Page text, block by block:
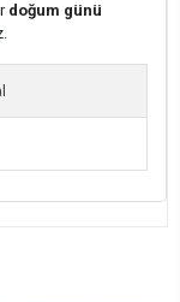
doğum günü